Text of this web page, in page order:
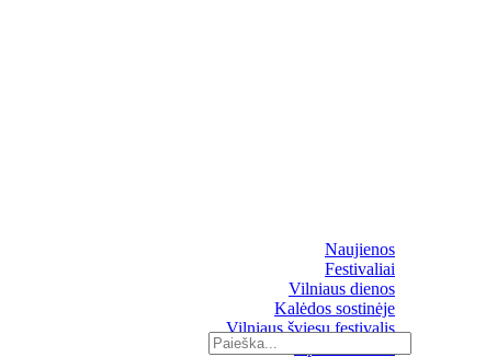
Naujienos
Festivaliai
Vilniaus dienos
Kalėdos sostinėje
Vilniaus šviesų festivalis